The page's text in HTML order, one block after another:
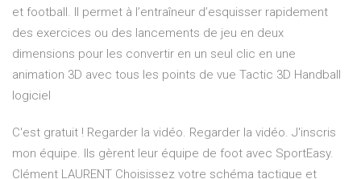
et football. Il permet à l’entraîneur d’esquisser rapidement
des exercices ou des lancements de jeu en deux
dimensions pour les convertir en un seul clic en une
animation 3D avec tous les points de vue Tactic 3D Handball
logiciel
C'est gratuit ! Regarder la vidéo. Regarder la vidéo. J'inscris
mon équipe. Ils gèrent leur équipe de foot avec SportEasy.
Clément LAURENT Choisissez votre schéma tactique et